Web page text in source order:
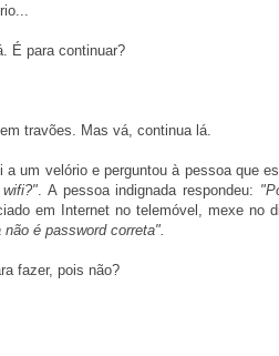
É para continuar?
travões. Mas vá, continua lá.
um velório e perguntou à pessoa que
. A pessoa indignada respondeu:
em Internet no telemóvel, mexe no
é password correta".
fazer, pois não?